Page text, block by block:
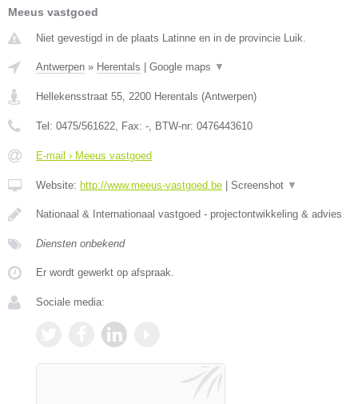
Meeus vastgoed
Niet gevestigd in de plaats Latinne en in de provincie Luik.
Antwerpen » Herentals Google maps ▼
Hellekensstraat 55, 2200 Herentals (Antwerpen)
Tel: 0475/561622, Fax: -, BTW-nr: 0476443610
E-mail › Meeus vastgoed
Website: http://www.meeus-vastgoed.be Screenshot ▼
Nationaal & Internationaal vastgoed - projectontwikkeling & advies
Diensten onbekend
Er wordt gewerkt op afspraak.
Sociale media: